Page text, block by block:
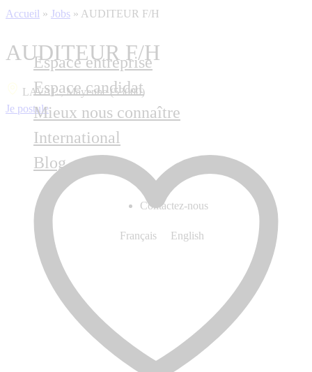
Espace entreprise
Espace candidat
Mieux nous connaître
International
Blog
Contactez-nous
Français English
Accueil » Jobs » AUDITEUR F/H
AUDITEUR F/H
LAVAL , Mayenne (53000)
Je postule